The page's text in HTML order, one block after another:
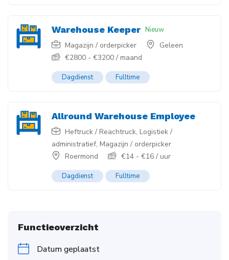
Warehouse Keeper Nieuw
Magazijn / orderpicker
Geleen
€2800 - €3200 / maand
Dagdienst Fulltime
Allround Warehouse Employee
Heftruck / Reachtruck, Logistiek /
administratief, Magazijn / orderpicker
Roermond
€14 - €16 / uur
Dagdienst Fulltime
Functieoverzicht
Datum geplaatst